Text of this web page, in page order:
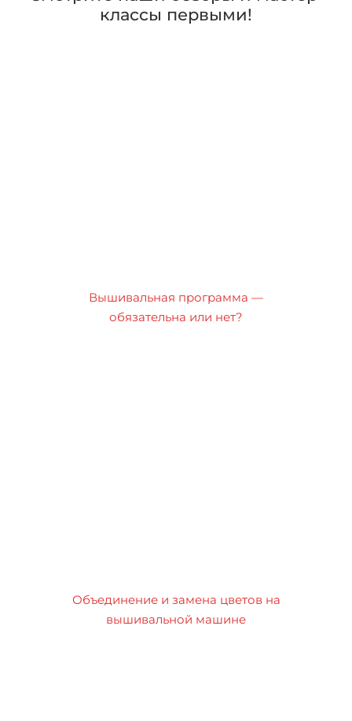
классы первыми!
Вышивальная программа —
обязательна или нет?
Объединение и замена цветов на
вышивальной машине